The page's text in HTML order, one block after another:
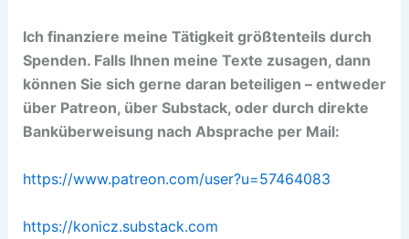
Ich finanziere meine Tätigkeit größtenteils durch
Spenden. Falls Ihnen meine Texte zusagen, dann
können Sie sich gerne daran beteiligen – entweder
über Patreon, über Substack, oder durch direkte
Banküberweisung nach Absprache per Mail:
https://www.patreon.com/user?u=57464083
https://konicz.substack.com